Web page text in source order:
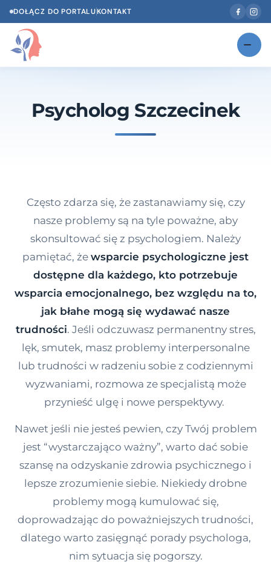
DOŁĄCZ DO PORTALUKONTAKT
GabinetyNOWOŚĆ
Dawka wiedzy
Dla specjalistów
Kontakt
Dołącz do portalu
Psycholog Szczecinek
Często zdarza się, że zastanawiamy się, czy
nasze problemy są na tyle poważne, aby
skonsultować się z psychologiem. Należy
pamiętać, że wsparcie psychologiczne jest
dostępne dla każdego, kto potrzebuje
wsparcia emocjonalnego, bez względu na to,
jak błahe mogą się wydawać nasze
trudności. Jeśli odczuwasz permanentny stres,
lęk, smutek, masz problemy interpersonalne
lub trudności w radzeniu sobie z codziennymi
wyzwaniami, rozmowa ze specjalistą może
przynieść ulgę i nowe perspektywy.
Nawet jeśli nie jesteś pewien, czy Twój problem
jest “wystarczająco ważny”, warto dać sobie
szansę na odzyskanie zdrowia psychicznego i
lepsze zrozumienie siebie. Niekiedy drobne
problemy mogą kumulować się,
doprowadzając do poważniejszych trudności,
dlatego warto zasięgnąć porady psychologa,
nim sytuacja się pogorszy.